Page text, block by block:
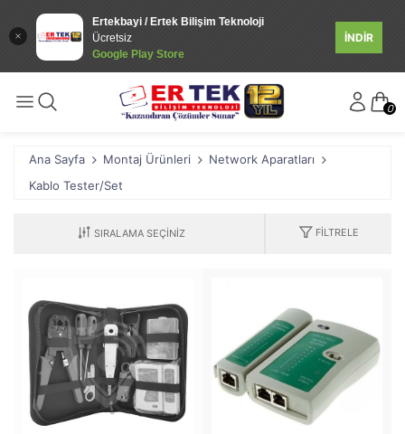
Ertekbayi / Ertek Bilişim Teknoloji
Ücretsiz
Google Play Store
İNDİR
0
Ana Sayfa Montaj Ürünleri
Network Aparatları
Kablo Tester/Set
FILTRELE